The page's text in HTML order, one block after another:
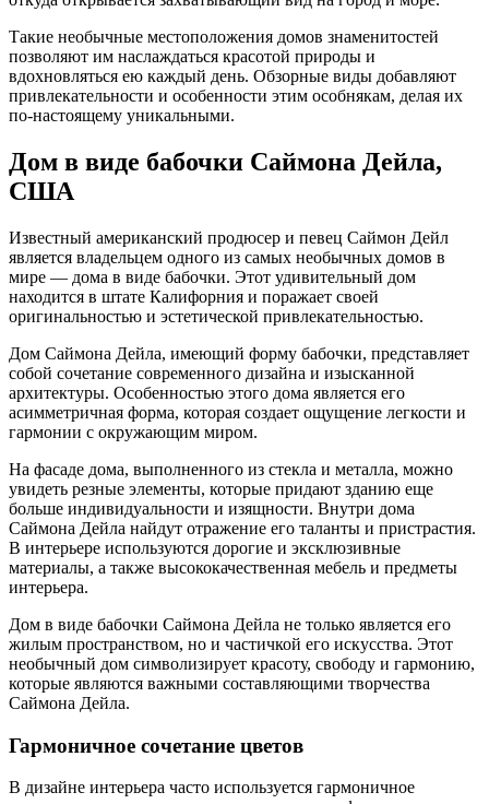
Такие необычные местоположения домов знаменитостей
позволяют им наслаждаться красотой природы и
вдохновляться ею каждый день. Обзорные виды добавляют
привлекательности и особенности этим особнякам, делая их
по-настоящему уникальными.
Дом в виде бабочки Саймона Дейла,
США
Известный американский продюсер и певец Саймон Дейл
является владельцем одного из самых необычных домов в
мире — дома в виде бабочки. Этот удивительный дом
находится в штате Калифорния и поражает своей
оригинальностью и эстетической привлекательностью.
Дом Саймона Дейла, имеющий форму бабочки, представляет
собой сочетание современного дизайна и изысканной
архитектуры. Особенностью этого дома является его
асимметричная форма, которая создает ощущение легкости и
гармонии с окружающим миром.
На фасаде дома, выполненного из стекла и металла, можно
увидеть резные элементы, которые придают зданию еще
больше индивидуальности и изящности. Внутри дома
Саймона Дейла найдут отражение его таланты и пристрастия.
В интерьере используются дорогие и эксклюзивные
материалы, а также высококачественная мебель и предметы
интерьера.
Дом в виде бабочки Саймона Дейла не только является его
жилым пространством, но и частичкой его искусства. Этот
необычный дом символизирует красоту, свободу и гармонию,
которые являются важными составляющими творчества
Саймона Дейла.
Гармоничное сочетание цветов
В дизайне интерьера часто используется гармоничное